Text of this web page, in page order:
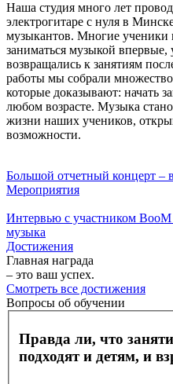
Наша студия много лет
электрогитаре с нуля в
музыкантов. Многие
заниматься музыкой впервые,
возвращались к занятиям
работы мы собрали
которые доказывают: начать
любом возрасте. Музыка
жизни наших учеников,
возможности.
Большой отчетный концерт –
Мероприятия
Интервью с участником
музыка
Достижения
Главная награда
– это ваш успех.
Смотреть все достижения
Вопросы об обучении
Правда ли, что
подходят и детям, и